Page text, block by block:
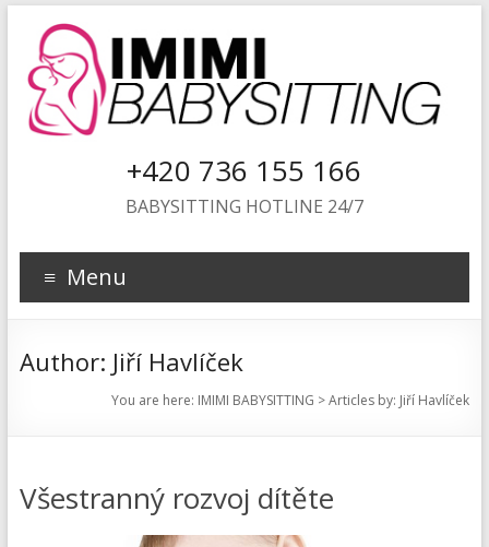
+420 736 155 166
BABYSITTING HOTLINE 24/7
Menu
Author: Jiří Havlíček
You are here: IMIMI BABYSITTING > Articles by: Jiří Havlíček
Všestranný rozvoj dítěte